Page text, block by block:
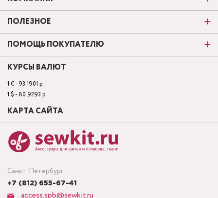
Санкт-Петербург
+7 (812) 655-67-41
access.spb@sewkit.ru
ПОЛЕЗНОЕ
ПОМОЩЬ ПОКУПАТЕЛЮ
КУРСЫ ВАЛЮТ
1 € - 93.1901 р.
1 $ - 80.9293 р.
КАРТА САЙТА